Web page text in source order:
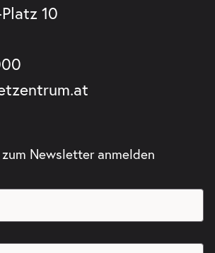
10
Newsletter anmelden